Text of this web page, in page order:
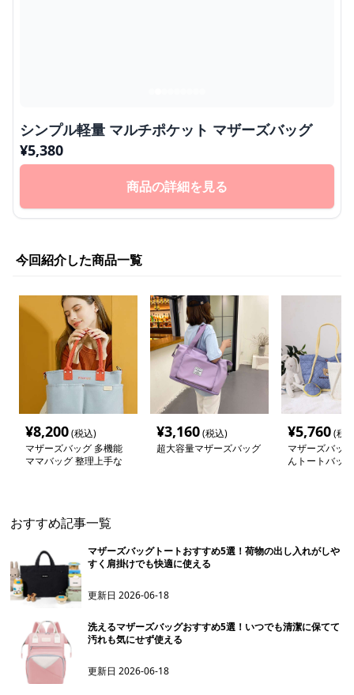
シンプル軽量 マルチポケット マザーズバッグ
¥5,380
商品の詳細を見る
今回紹介した商品一覧
¥8,200(税込)
マザーズバッグ 多機能
ママバッグ 整理上手な
¥3,160(税込)
超大容量マザーズバッグ
¥5,760(税
マザーズバッ
んトートバッグ
おすすめ記事一覧
マザーズバッグトートおすすめ5選！荷物の出し入れがしや
すく肩掛けでも快適に使える
更新日2026-06-18
洗えるマザーズバッグおすすめ5選！いつでも清潔に保てて
汚れも気にせず使える
更新日2026-06-18